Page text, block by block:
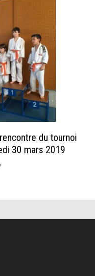
du tournoi
30 mars 2019